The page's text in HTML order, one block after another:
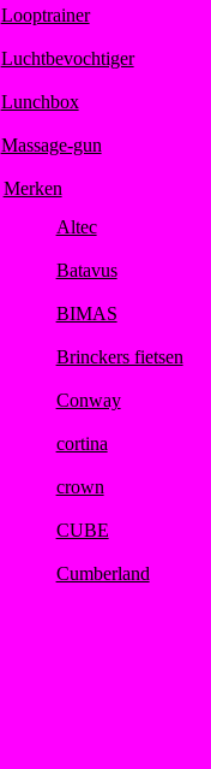
Looptrainer
Luchtbevochtiger
Lunchbox
Massage-gun
Merken
Altec
Batavus
BIMAS
Brinckers fietsen
Conway
cortina
crown
CUBE
Cumberland